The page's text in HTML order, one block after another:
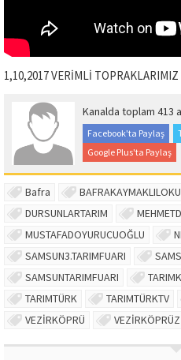
1,10,2017 VERİMLİ
Kanalda toplam 413
Facebook'ta Paylaş
Google Plus'ta Paylaş
Bafra
DURSUNLARTARIM
MUSTAFADOYURUCUOĞLU
SAMSUN3.TARIMFUARI
SAMSUNTARIMFUARI
TARIMTÜRK
TARIMTÜRKTV
VEZİRKÖPRÜ